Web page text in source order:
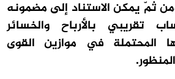
ومن ثمّ يمكن الاستناد إلى مضمونه
تقريبي بالأرباح والخسائر
المحتملة في موازين القوى